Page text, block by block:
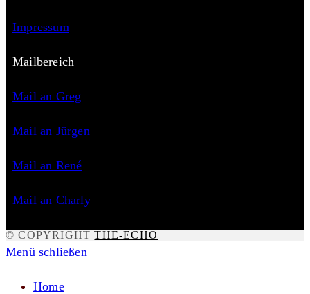
Impressum
Mailbereich
Mail an Greg
Mail an Jürgen
Mail an René
Mail an Charly
© COPYRIGHTTHE-ECHO
Menü schließen
Home